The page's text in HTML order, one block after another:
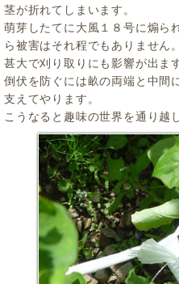
茎が折れてしまいます。
萌芽したてに大風１８号に煽ら
ら被害はそれ程でもありません
甚大で刈り取りにも影響が出ます
倒伏を防ぐには畝の両端と中間
支えてやります。
こうなると趣味の世界を通り越